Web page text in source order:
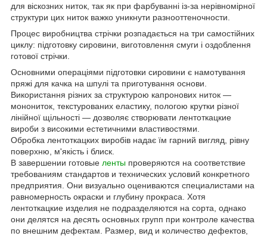
для віскозних ниток, так як при фарбуванні із-за нерівномірної
структури цих ниток важко уникнути разнооттеночности.
Процес виробництва стрічки розпадається на три самостійних
циклу: підготовку сировини, виготовлення смуги і оздоблення
готової стрічки.
Основними операціями підготовки сировини є намотування
пряжі для качка на шпулі та приготування основи.
Використання різних за структурою капронових ниток —
монониток, текстурованих еластику, пологою крутки різної
лінійної щільності — дозволяє створювати лентоткацкие
вироби з високими естетичними властивостями.
Обробка лентоткацких виробів надає їм гарний вигляд, рівну
поверхню, м'якість і блиск.
В завершении готовые ленты проверяются на соответствие
требованиям стандартов и технических условий конкретного
предприятия. Они визуально оцениваются специалистами на
равномерность окраски и глубину прокраса. Хотя
лентоткацкие изделия не подразделяются на сорта, однако
они делятся на десять основных групп при контроле качества
по внешним дефектам. Размер, вид и количество дефектов,